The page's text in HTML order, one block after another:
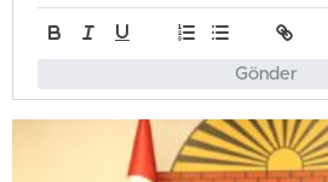
Gönder